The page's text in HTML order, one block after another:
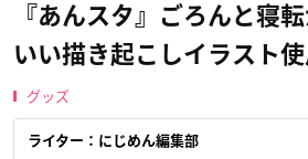
『あんスタ』ごろんと寝
いい描き起こしイラスト使
グッズ
ライター：にじめん編集部